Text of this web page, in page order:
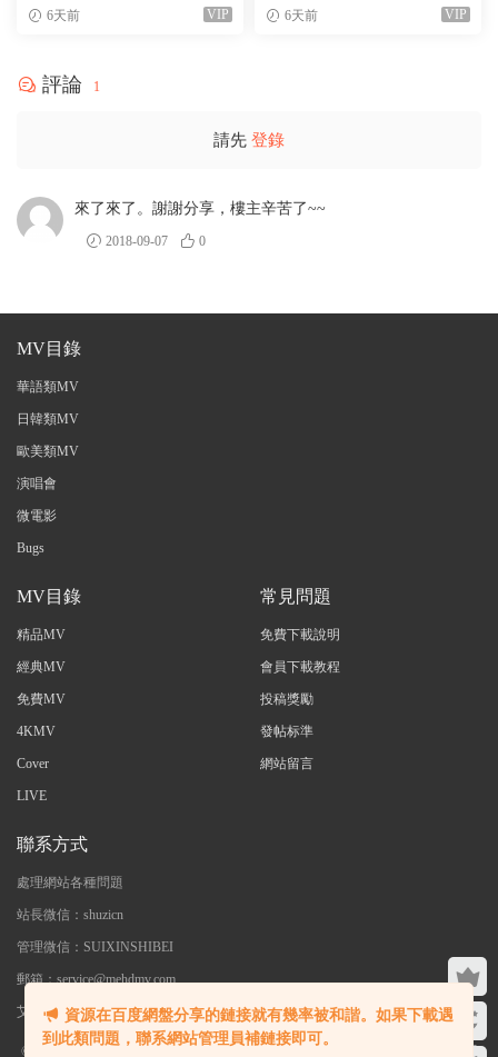
6天前 VIP 6天前 VIP
評論 1
請先 登錄
來了來了。謝謝分享，樓主辛苦了~~
2018-09-07 0
MV目錄
華語類MV
日韓類MV
歐美類MV
演唱會
微電影
Bugs
MV目錄
精品MV
經典MV
免費MV
4KMV
Cover
LIVE
常見問題
免費下載說明
會員下載教程
投稿獎勵
發帖标準
網站留言
聯系方式
處理網站各種問題
站長微信：shuzicn
管理微信：SUIXINSHIBEI
郵箱：service@mehdmv.com
艾木微 - 專注高清無水印MV分享下載
©2023 艾木微 本站内大部分資源收集于網絡，若侵犯了您的合法權益，請聯系
資源在百度網盤分享的鏈接就有幾率被和諧。如果下載遇
到此類問題，聯系網站管理員補鏈接即可。